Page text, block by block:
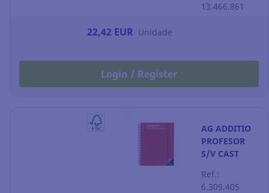
13.466.861
22,42 EUR Unidade
Login / Register
AG ADDITIO
PROFESOR
S/V CAST
Ref.:
6.309.405